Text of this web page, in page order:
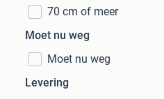
70 cm of meer
Moet nu weg
Moet nu weg
Levering